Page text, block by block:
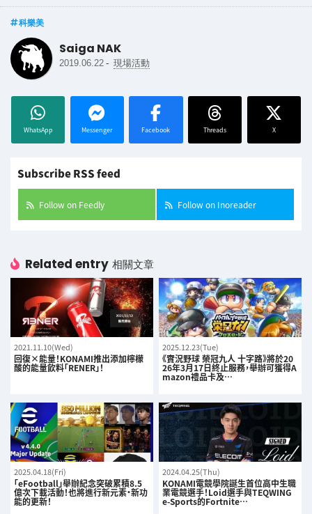
科樂美
Saiga NAK
2019.06.22 - 現場活動
WhatsApp Messenger Facebook Threads X
Subscribe RSS feed
Follow on Feedly Follow on Inoreader
Related entry 相關文章
2021.11.10(Wed)
回復×能量！KONAMI推出添加檸檬
酸的能量飲料「RENER」！
2025.12.23(Tue)
《實況野球 榮冠九人 十字路》將於20
26年3月17日終止服務，舉辦可獲得A
mazon禮品卡及…
2025.04.18(Fri)
「eFootball」舉辦紀念突破累積8.5
億次下載活動！也將進行新元素・新功
能的更新！
2024.04.25(Thu)
KONAMI電競學院誕生首位高中生職
業電競選手！Loid選手與TEQWING
e-Sports的Fortnite…